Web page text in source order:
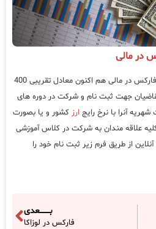
در مالی
هزینه ثبت نام در دوره آموزشی فارکس در مالی هم اکنون معادل تقریبی 400
متقاضیان جهت ثبت نام و شرکت در دوره های
آنرا با نرخ رایج ارز کشور و یا بصورت
علاقه مندان به شرکت در کلاس آموزشی
از طریق فرم زیر ثبت نام خود را
بــــــــعدی
فارکس در لوزاکا